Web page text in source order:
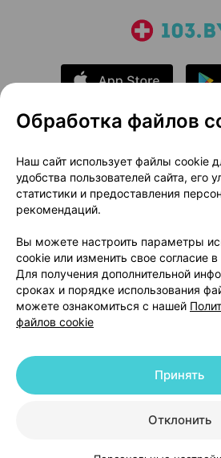
О проекте
Новости
Размещение рекламы
Публичный договор
Способы оплаты
Вакансии
Написать
Написать в
Персональные
© 2026 ООО «Артокс Лаб», УНП 191700409 |
+375 291212755
Обработка файлов
Наш сайт использует файлы cookie
удобства пользователей сайта, его
статистики и предоставления
рекомендаций.
Вы можете настроить параметры
cookie или изменить свое согласие
Для получения дополнительной
сроках и порядке использования
можете ознакомиться с нашей
файлов cookie
Отклонить
Принять